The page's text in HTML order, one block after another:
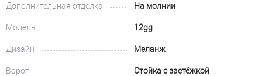
Дополнительная отделка На молнии
Модель 12gg
Дизайн Меланж
Ворот Стойка с застёжкой